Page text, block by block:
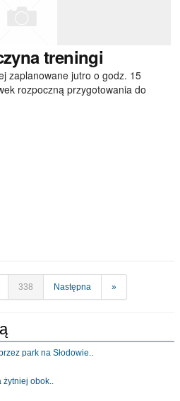
treningi
zaplanowane jutro o godz. 15
rozpoczną przygotowania do
338 Następna »
park na Słodowie..
żytniej obok..